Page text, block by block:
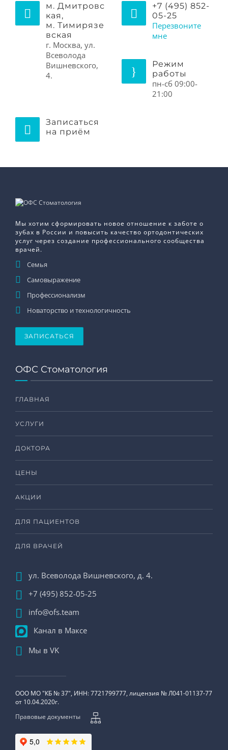
м. Дмитровс
кая,
м. Тимирязе
вская
г. Москва, ул.
Всеволода
Вишневского,
4.
+7 (495) 852-
05-25
Перезвоните
мне
Режим
работы
пн-сб 09:00-
21:00
Записаться
на приём
Мы хотим сформировать новое отношение к заботе о
зубах в России и повысить качество ортодонтических
услуг через создание профессионального сообщества
врачей.
Семья
Самовыражение
Профессионализм
Новаторство и технологичность
ЗАПИСАТЬСЯ
ОФС Стоматология
ГЛАВНАЯ
УСЛУГИ
ДОКТОРА
ЦЕНЫ
АКЦИИ
ДЛЯ ПАЦИЕНТОВ
ДЛЯ ВРАЧЕЙ
ул. Всеволода Вишневского, д. 4.
+7 (495) 852-05-25
info@ofs.team
Канал в Максе
Мы в VK
ООО МО "КБ № 37", ИНН: 7721799777, лицензия № Л041-01137-77
от 10.04.2020г.
Правовые документы